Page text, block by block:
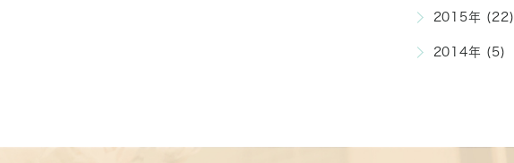
2015年 (22)
2014年 (5)